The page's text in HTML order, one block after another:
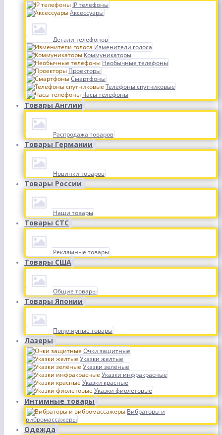
IP телефоны
Аксессуары
Детали телефонов
Изменители голоса
Коммуникаторы
Необычные телефоны
Проекторы
Смартфоны
Телефоны спутниковые
Часы телефоны
Товары Англии
Распродажа товаров
Товары Германии
Новинки товаров
Товары России
Наши товары
Товары СТС
Рекламные товары
Товары США
Общие товары
Товары Японии
Популярные товары
Лазеры
Очки защитные
Указки желтые
Указки зелёные
Указки инфракрасные
Указки красные
Указки фиолетовые
Интимные товары
Вибраторы и
вибромассажеры
Одежда